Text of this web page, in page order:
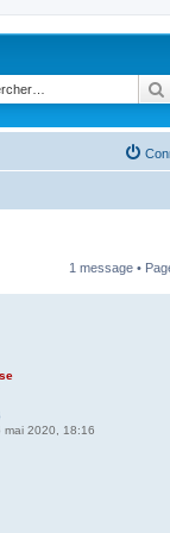
1 message •
mai 2020, 18:16